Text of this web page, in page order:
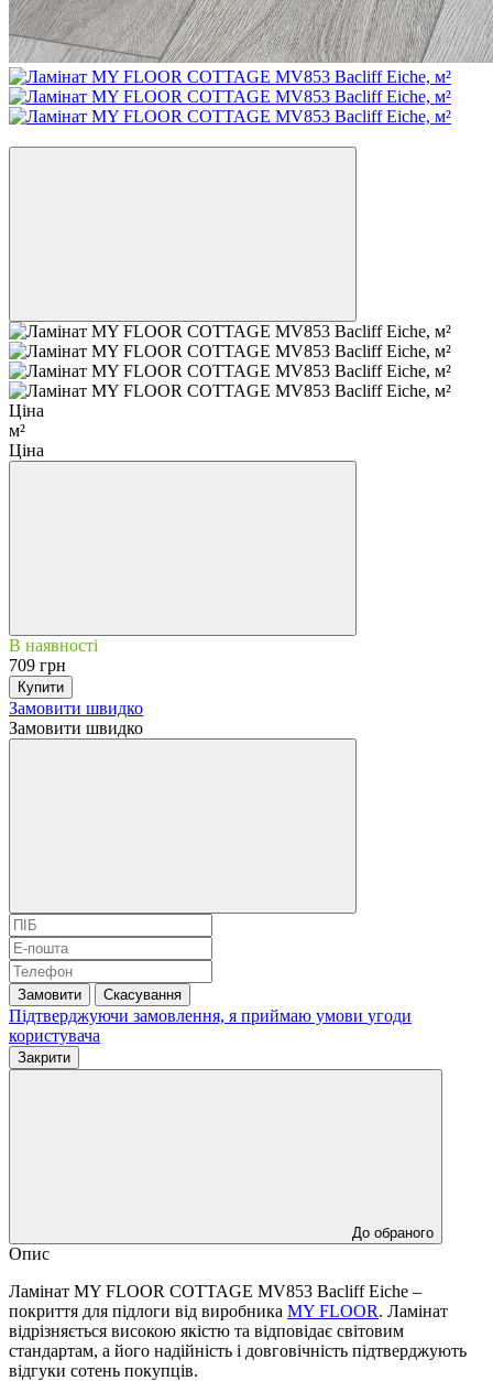
Ціна
м²
Ціна
В наявності
709 грн
Купити
Замовити швидко
Замовити швидко
Замовити Скасування
Підтверджуючи замовлення, я приймаю умови угоди
користувача
Закрити
До обраного
Опис
Ламінат MY FLOOR COTTAGE MV853 Bacliff Eiche –
покриття для підлоги від виробника MY FLOOR. Ламінат
відрізняється високою якістю та відповідає світовим
стандартам, а його надійність і довговічність підтверджують
відгуки сотень покупців.